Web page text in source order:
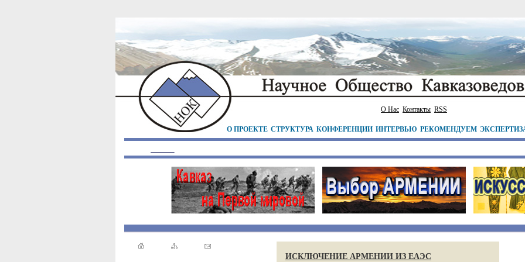
О Нас Контакты RSS
О ПРОЕКТЕ СТРУКТУРА КОНФЕРЕНЦИИ ИНТЕРВЬЮ РЕКОМЕНДУЕМ
ИСКЛЮЧЕНИЕ АРМЕНИИ ИЗ ЕАЭС